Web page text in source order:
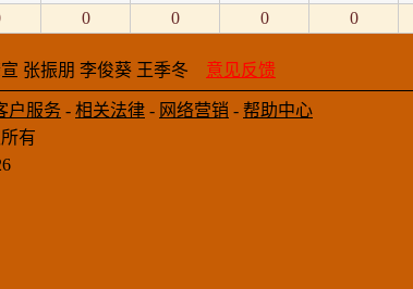
0 0 0 0
张振朋 李俊葵 王季冬 意见反馈
户服务 - 相关法律 - 网络营销 - 帮助中心
有